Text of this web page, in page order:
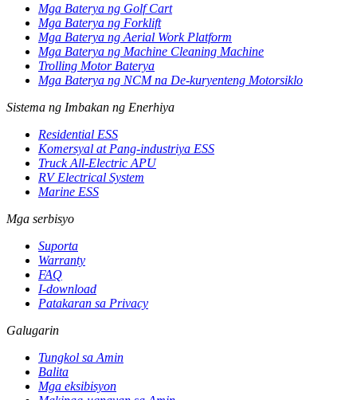
Mga Baterya ng Golf Cart
Mga Baterya ng Forklift
Mga Baterya ng Aerial Work Platform
Mga Baterya ng Machine Cleaning Machine
Trolling Motor Baterya
Mga Baterya ng NCM na De-kuryenteng Motorsiklo
Sistema ng Imbakan ng Enerhiya
Residential ESS
Komersyal at Pang-industriya ESS
Truck All-Electric APU
RV Electrical System
Marine ESS
Mga serbisyo
Suporta
Warranty
FAQ
I-download
Patakaran sa Privacy
Galugarin
Tungkol sa Amin
Balita
Mga eksibisyon